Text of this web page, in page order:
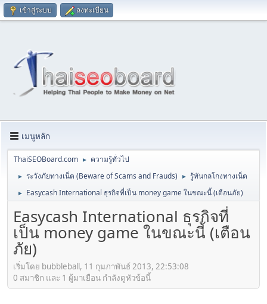
เข้าสู่ระบบ ลงทะเบียน
เมนูหลัก
ThaiSEOBoard.com ► ความรู้ทั่วไป
► ระวังภัยทางเน็ต (Beware of Scams and Frauds) ► รู้ทันกลโกงทางเน็ต
► Easycash International ธุรกิจที่เป็น money game ในขณะนี้ (เตือนภัย)
Easycash International ธุรกิจที่
เป็น money game ในขณะนี้ (เตือน
ภัย)
เริ่มโดย bubbleball, 11 กุมภาพันธ์ 2013, 22:53:08
0 สมาชิก และ 1 ผู้มาเยือน กำลังดูหัวข้อนี้